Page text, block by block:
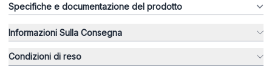
Specifiche e documentazione del prodotto
Informazioni Sulla Consegna
Condizioni di reso